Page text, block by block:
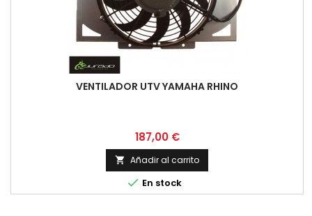
VENTILADOR UTV YAMAHA RHINO
Precio
187,00 €
 Añadir al carrito
 En stock